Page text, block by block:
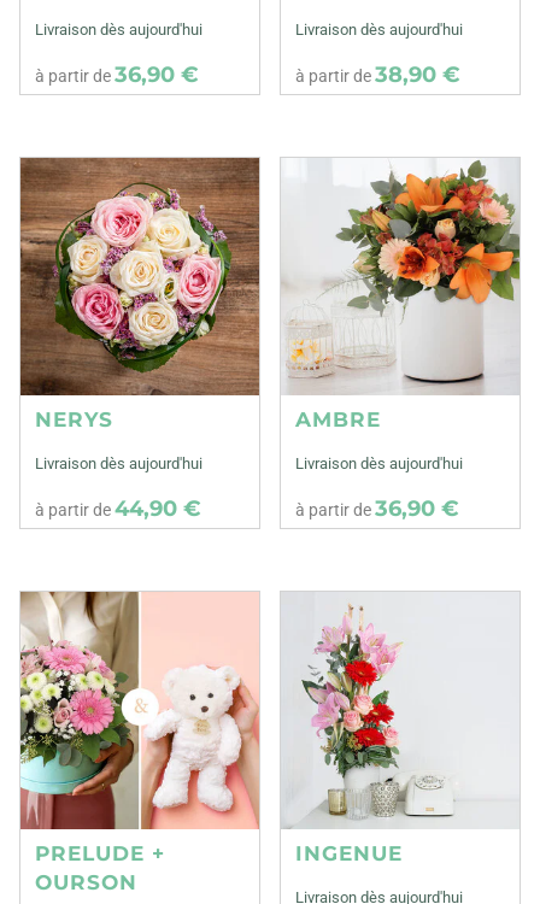
Livraison dès aujourd'hui
à partir de36,90 €
Livraison dès aujourd'hui
à partir de38,90 €
NERYS
Livraison dès aujourd'hui
à partir de44,90 €
AMBRE
Livraison dès aujourd'hui
à partir de36,90 €
PRELUDE +
OURSON
INGENUE
Livraison dès aujourd'hui